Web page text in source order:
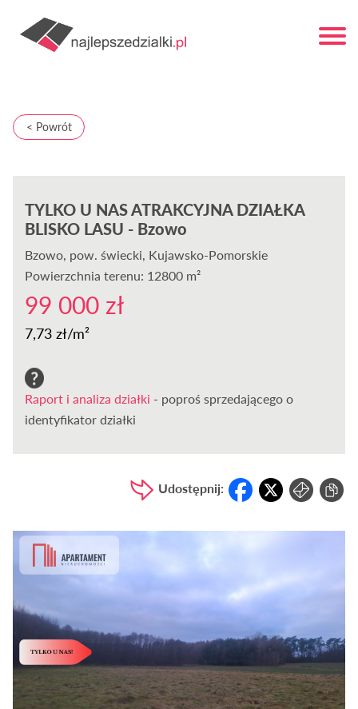
< Powrót
TYLKO U NAS ATRAKCYJNA DZIAŁKA
BLISKO LASU - Bzowo
Bzowo, pow. świecki, Kujawsko-Pomorskie
Powierzchnia terenu: 12800 m²
99 000 zł
7,73 zł/m²
Raport i analiza działki - poproś sprzedającego o
identyfikator działki
Udostępnij: